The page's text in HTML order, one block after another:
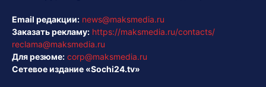
Email редакции: news@maksmedia.ru
Заказать рекламу: https://maksmedia.ru/contacts/
reclama@maksmedia.ru
Для резюме: corp@maksmedia.ru
Сетевое издание «Sochi24.tv»